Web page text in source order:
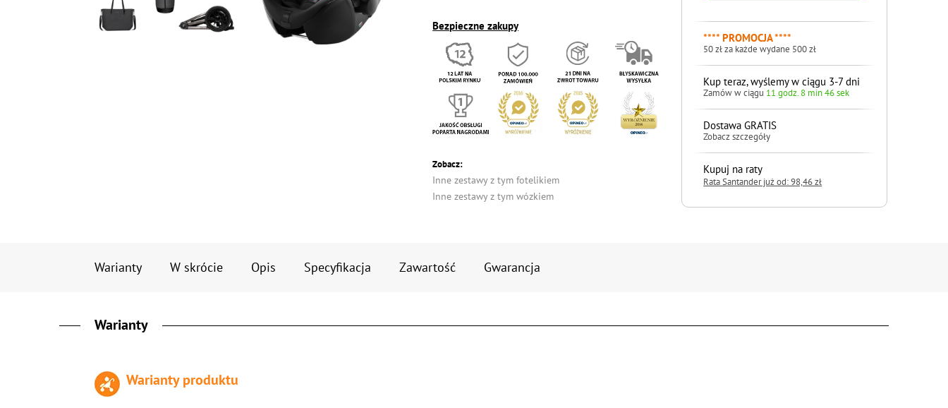
Bezpieczne zakupy
Zobacz:
Inne zestawy z tym fotelikiem
Inne zestawy z tym wózkiem
**** PROMOCJA ****
50 zł za każde wydane 500 zł
Kup teraz, wyślemy w ciągu 3-7 dni
Zamów w ciągu 11 godz. 8 min 45 sek
Dostawa GRATIS
Zobacz szczegóły
Kupuj na raty
Rata Santander już od: 98,46 zł
Warianty W skrócie Opis Specyfikacja Zawartość Gwarancja
Warianty
Warianty produktu